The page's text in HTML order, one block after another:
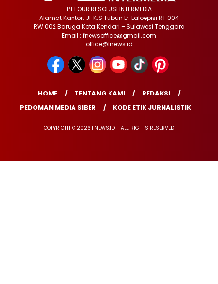
PT FOUR RESOLUSI INTERMEDIA
Alamat Kantor: Jl. K.S Tubun Lr. Laloepisi RT 004
RW 002 Baruga Kota Kendari – Sulawesi Tenggara
Email : fnewsoffice@gmail.com
office@fnews.id
HOME TENTANG KAMI
REDAKSI
PEDOMAN MEDIA SIBER
KODE ETIK JURNALISTIK
COPYRIGHT © 2026 FNEWS.ID - ALL RIGHTS RESERVED